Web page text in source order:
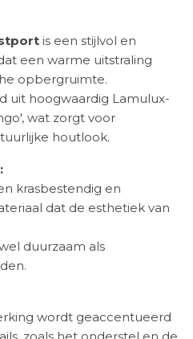
is een stijlvol en
een warme uitstraling
opbergruimte.
uit hoogwaardig Lamulux-
wat zorgt voor
houtlook.
krasbestendig en
dat de esthetiek van
duurzaam als
wordt geaccentueerd